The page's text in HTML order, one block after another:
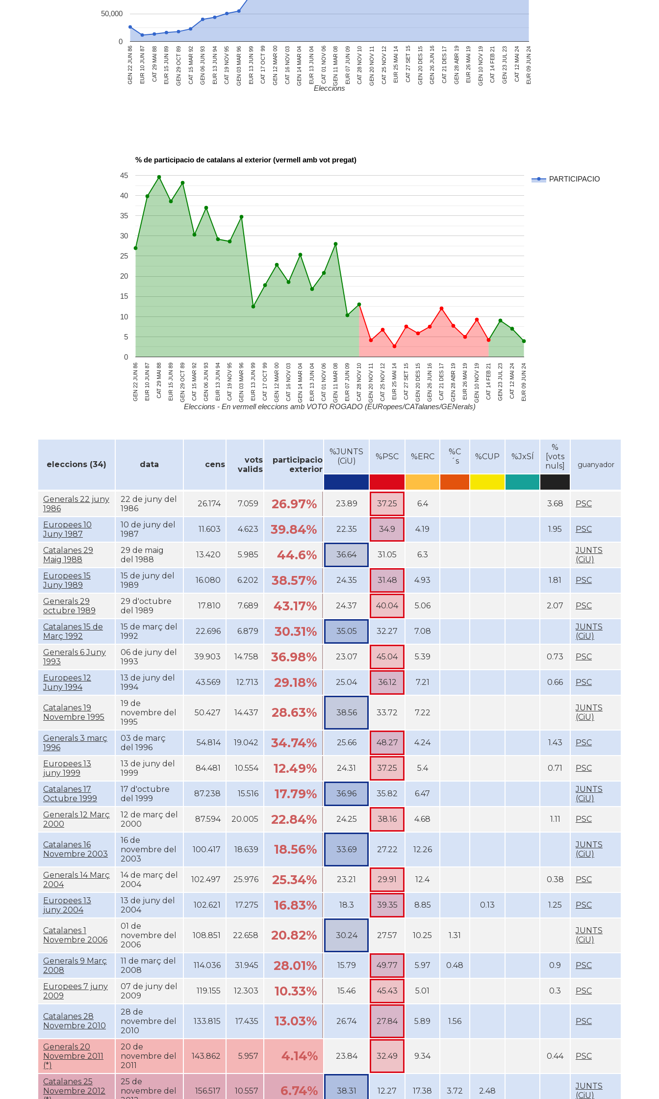
GEN 22 JUN 86 EUR 10 JUN 87 CAT 29 MAI 88 EUR 15 JUN 89 GEN 29 OCT 89 CAT 15 MAR 92 GEN 06 JUN 93 EUR 13 JUN 94 CAT 19 NOV 95 GEN 03 MAR 96 EUR 13 JUN 99 CAT 17 OCT 99 GEN 12 MAR 00 CAT 16 NOV 03 GEN 14 MAR 04 EUR 13 JUN 04 CAT 01 NOV 06 GEN 11 MAR 08 EUR 07 JUN 09 CAT 28 NOV 10 GEN 20 NOV 11 CAT 25 NOV 12 EUR 25 MAI 14 CAT 27 SET 15 GEN 20 DES 15 GEN 26 JUN 16 CAT 21 DES 17 GEN 28 ABR 19 EUR 26 MAI 19 GEN 10 NOV 19 CAT 14 FEB 21 GEN 23 JUL 23 CAT 12 MAI 24 EUR 09 JUN 24
0
50,000
Eleccions
% de participacio de catalans al exterior (vermell amb vot pregat)
PARTICIPACIO
GEN 22 JUN 86 EUR 10 JUN 87 CAT 29 MAI 88 EUR 15 JUN 89 GEN 29 OCT 89 CAT 15 MAR 92 GEN 06 JUN 93 EUR 13 JUN 94 CAT 19 NOV 95 GEN 03 MAR 96 EUR 13 JUN 99 CAT 17 OCT 99 GEN 12 MAR 00 CAT 16 NOV 03 GEN 14 MAR 04 EUR 13 JUN 04 CAT 01 NOV 06 GEN 11 MAR 08 EUR 07 JUN 09 CAT 28 NOV 10 GEN 20 NOV 11 CAT 25 NOV 12 EUR 25 MAI 14 CAT 27 SET 15 GEN 20 DES 15 GEN 26 JUN 16 CAT 21 DES 17 GEN 28 ABR 19 EUR 26 MAI 19 GEN 10 NOV 19 CAT 14 FEB 21 GEN 23 JUL 23 CAT 12 MAI 24 EUR 09 JUN 24
0
5
10
15
20
25
30
35
40
45
Eleccions - En vermell eleccions amb VOTO ROGADO (EURopees/CATalanes/GENerals)
eleccions (34) data cens
vots
valids
participacio
exterior
%JUNTS
(CiU)
%PSC %ERC
%C
´s
%CUP %JxSÍ
%
[vots
nuls]
guanyador
Generals 22 juny
1986
22 de juny del
1986
26.174 7.059 26.97% 23.89 37.25 6.4 3.68 PSC
Europees 10
Juny 1987
10 de juny del
1987
11.603 4.623 39.84% 22.35 34.9 4.19 1.95 PSC
Catalanes 29
Maig 1988
29 de maig
del 1988
13.420 5.985 44.6% 36.64 31.05 6.3
JUNTS
(CiU)
Europees 15
Juny 1989
15 de juny del
1989
16.080 6.202 38.57% 24.35 31.48 4.93 1.81 PSC
Generals 29
octubre 1989
29 d'octubre
del 1989
17.810 7.689 43.17% 24.37 40.04 5.06 2.07 PSC
Catalanes 15 de
Març 1992
15 de març del
1992
22.696 6.879 30.31% 35.05 32.27 7.08
JUNTS
(CiU)
Generals 6 Juny
1993
06 de juny del
1993
39.903 14.758 36.98% 23.07 45.04 5.39 0.73 PSC
Europees 12
Juny 1994
13 de juny del
1994
43.569 12.713 29.18% 25.04 36.12 7.21 0.66 PSC
Catalanes 19
Novembre 1995
19 de
novembre del
1995
50.427 14.437 28.63% 38.56 33.72 7.22
JUNTS
(CiU)
Generals 3 març
1996
03 de març
del 1996
54.814 19.042 34.74% 25.66 48.27 4.24 1.43 PSC
Europees 13
juny 1999
13 de juny del
1999
84.481 10.554 12.49% 24.31 37.25 5.4 0.71 PSC
Catalanes 17
Octubre 1999
17 d'octubre
del 1999
87.238 15.516 17.79% 36.96 35.82 6.47
JUNTS
(CiU)
Generals 12 Març
2000
12 de març del
2000
87.594 20.005 22.84% 24.25 38.16 4.68 1.11 PSC
Catalanes 16
Novembre 2003
16 de
novembre del
2003
100.417 18.639 18.56% 33.69 27.22 12.26
JUNTS
(CiU)
Generals 14 Març
2004
14 de març del
2004
102.497 25.976 25.34% 23.21 29.91 12.4 0.38 PSC
Europees 13
juny 2004
13 de juny del
2004
102.621 17.275 16.83% 18.3 39.35 8.85 0.13 1.25 PSC
Catalanes 1
Novembre 2006
01 de
novembre del
2006
108.851 22.658 20.82% 30.24 27.57 10.25 1.31
JUNTS
(CiU)
Generals 9 Març
2008
11 de març del
2008
114.036 31.945 28.01% 15.79 49.77 5.97 0.48 0.9 PSC
Europees 7 juny
2009
07 de juny del
2009
119.155 12.303 10.33% 15.46 45.43 5.01 0.3 PSC
Catalanes 28
Novembre 2010
28 de
novembre del
2010
133.815 17.435 13.03% 26.74 27.84 5.89 1.56 PSC
Generals 20
Novembre 2011
(*)
20 de
novembre del
2011
143.862 5.957 4.14% 23.84 32.49 9.34 0.44 PSC
Catalanes 25
Novembre 2012
25 de
novembre del
156.517 10.557 6.74% 38.31 12.27 17.38 3.72 2.48
JUNTS
(CiU)